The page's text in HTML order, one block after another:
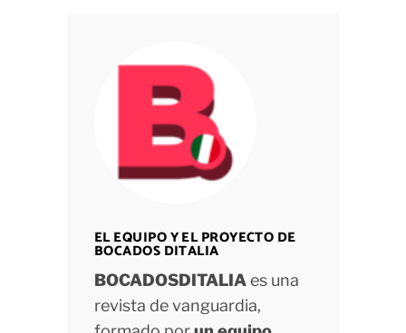
EL EQUIPO Y EL PROYECTO DE
BOCADOS DITALIA
BOCADOSDITALIAes una
revista de vanguardia,